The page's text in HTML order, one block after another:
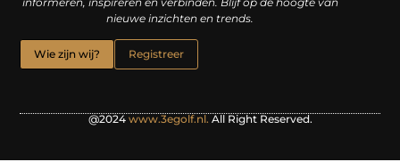
nieuwe inzichten en trends.
Wie zijn wij? Registreer
@2024www.3egolf.nl.All Right Reserved.